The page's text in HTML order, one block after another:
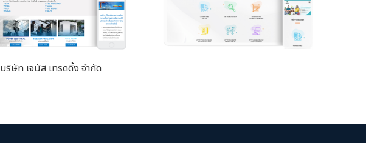
บริษัท เจนัส เทรดดิ้ง จำกัด